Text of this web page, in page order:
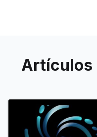
Artículos